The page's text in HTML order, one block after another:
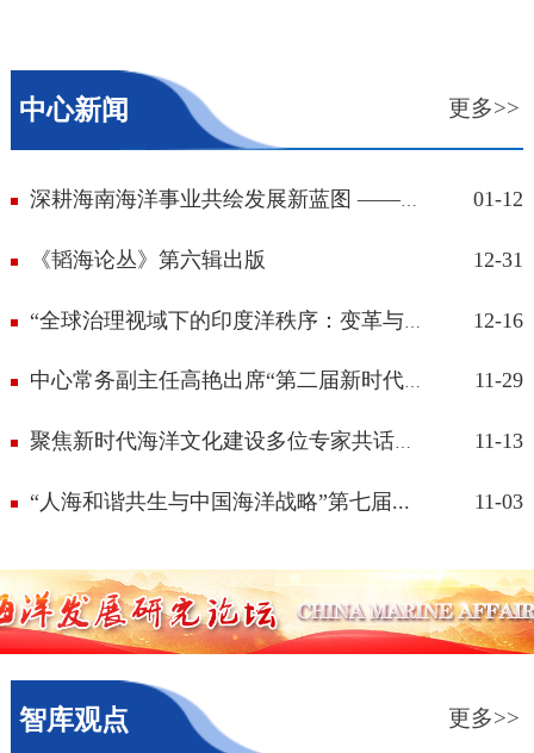
中心新闻 更多>>
深耕海南海洋事业共绘发展新蓝图 ——中... 01-12
《韬海论丛》第六辑出版 12-31
12-16
中心常务副主任高艳出席“第二届新时代... 11-29
聚焦新时代海洋文化建设多位专家共话发... 11-13
“人海和谐共生与中国海洋战略”第七届... 11-03
中国海洋发展研究论坛
智库观点 更多>>